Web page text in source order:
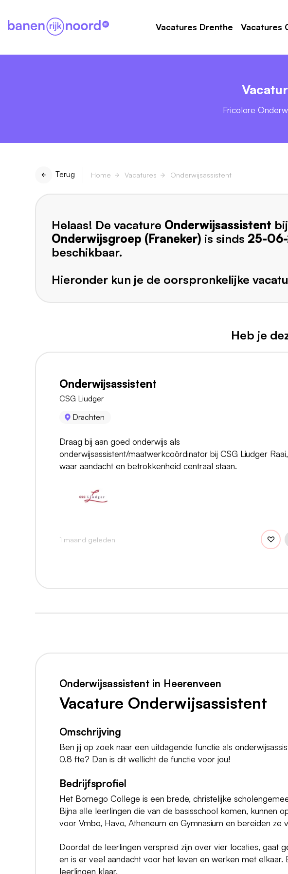
Vacatures Drenthe Vacatures
Fricolore
Terug Home Vacatures Onderwijsassistent
Helaas! De vacature Onderwijsassistent bij
Onderwijsgroep (Franeker) is sinds 25-
beschikbaar.
Hieronder kun je de oorspronkelijke
Heb je
Onderwijsassistent
CSG Liudger
Drachten
Draag bij aan goed onderwijs als
onderwijsassistent/maatwerkcoördinator bij CSG Liudger Raai,
waar aandacht en betrokkenheid centraal staan.
1 maand geleden
Onderwijsassistent in Heerenveen
Vacature Onderwijsassistent
Omschrijving
Ben jij op zoek naar een uitdagende functie als
0.8 fte? Dan is dit wellicht de functie voor jou!
Bedrijfsprofiel
Het Bornego College is een brede, christelijke
Bijna alle leerlingen die van de basisschool komen, kunnen
voor Vmbo, Havo, Atheneum en Gymnasium en bereiden ze
Doordat de leerlingen verspreid zijn over vier locaties, gaat
en is er veel aandacht voor het leven en werken met
leerlingen klaar.